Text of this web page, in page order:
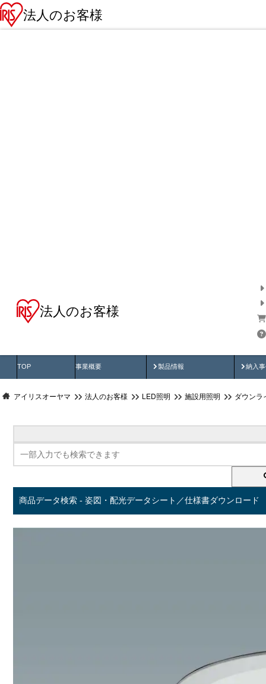
法人のお客様
法人のお客様
TOP 事業概要 製品情報
製品動画 納入
納
アイリスオーヤマ 法人のお客様 LED照明 施設用照明 ダウンラ
商品データ検索 - 姿図・配光データシート／仕様書ダウンロード